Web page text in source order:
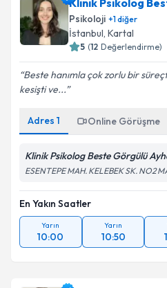
Klinik Psikolog
Psikoloji +1diğer
İstanbul, Kartal
5 (12 Değerlendirme)
Beste hanımla çok zorlu bir
kesişti ve...
Adres 1 Online Görüşme
Klinik Psikolog Beste Görgülü
ESENTEPE MAH. KELEBEK SK. NO2
En Yakın Saatler
Yarın
10:00
Yarın
10:50